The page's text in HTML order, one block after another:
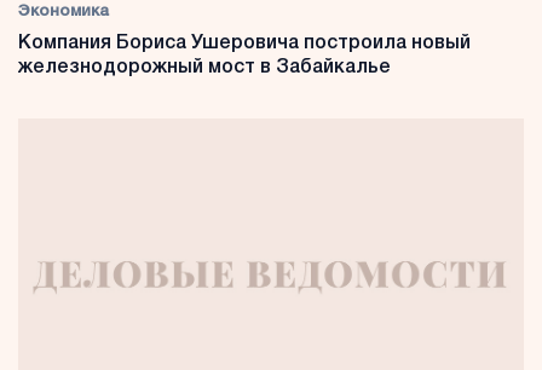
Экономика
Компания Бориса Ушеровича построила новый
железнодорожный мост в Забайкалье